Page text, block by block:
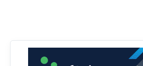
yбиће га Били као зеца